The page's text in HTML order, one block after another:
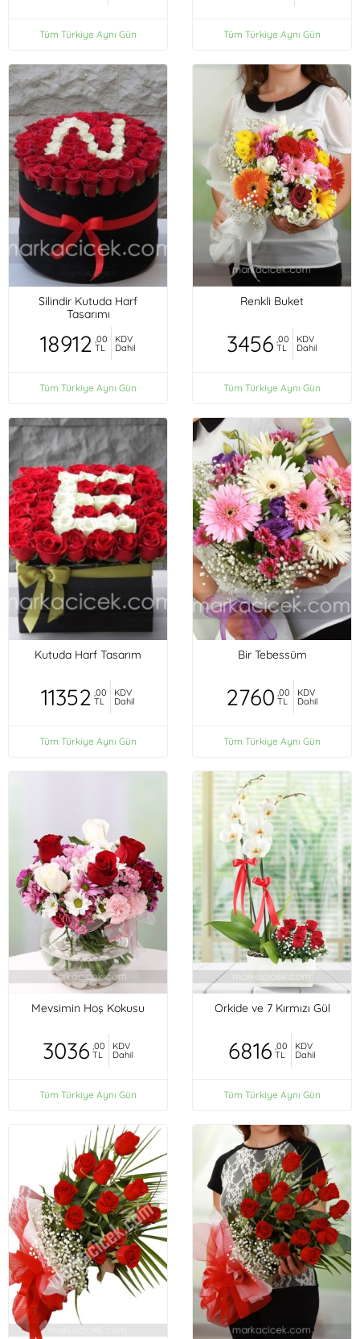
Tüm Türkiye Aynı Gün Tüm Türkiye Aynı Gün
Silindir Kutuda Harf
Tasarımı
18912 ,00
TL
KDV
Dahil
Tüm Türkiye Aynı Gün
Renkli Buket
3456 ,00
TL
KDV
Dahil
Tüm Türkiye Aynı Gün
Kutuda Harf Tasarım
11352 ,00
TL
KDV
Dahil
Tüm Türkiye Aynı Gün
Bir Tebessüm
2760 ,00
TL
KDV
Dahil
Tüm Türkiye Aynı Gün
Mevsimin Hoş Kokusu
3036 ,00
TL
KDV
Dahil
Tüm Türkiye Aynı Gün
Orkide ve 7 Kırmızı Gül
6816 ,00
TL
KDV
Dahil
Tüm Türkiye Aynı Gün